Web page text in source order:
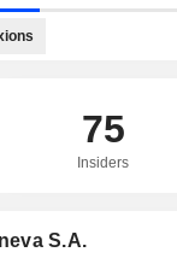
75
Insiders
S.A.